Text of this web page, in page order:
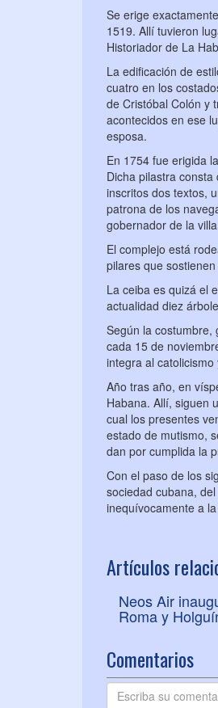
Se erige
1519. Allí tuvieron
Historiador de La
La edificación de
cuatro en los
de Cristóbal Colón y
acontecidos en ese
esposa.
En 1754 fue erigida
Dicha pilastra
inscritos dos textos,
patrona de los
gobernador de la
El complejo está
pilares que
La ceiba es quizá el
actualidad diez
Según la costumbre,
cada 15 de
integra al
Año tras año, en
Habana. Allí, siguen
cual los presentes
estado de mutismo,
dan por cumplida la
Con el paso de los
sociedad cubana,
inequívocamente a
Artículos
Neos Air
Roma y
Comentarios